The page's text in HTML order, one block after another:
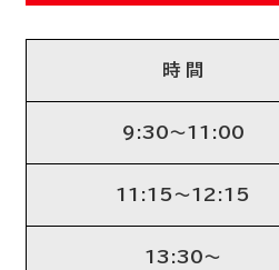
時 間
9:30〜11:00
11:15〜12:15
13:30〜